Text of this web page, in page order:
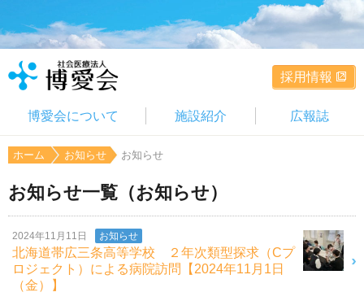
採用情報
博愛会について 施設紹介 広報誌
ホーム お知らせ お知らせ
お知らせ一覧（お知らせ）
2024年11月11日 お知らせ
北海道帯広三条高等学校 ２年次類型探求（Cプ
ロジェクト）による病院訪問【2024年11月1日
（金）】